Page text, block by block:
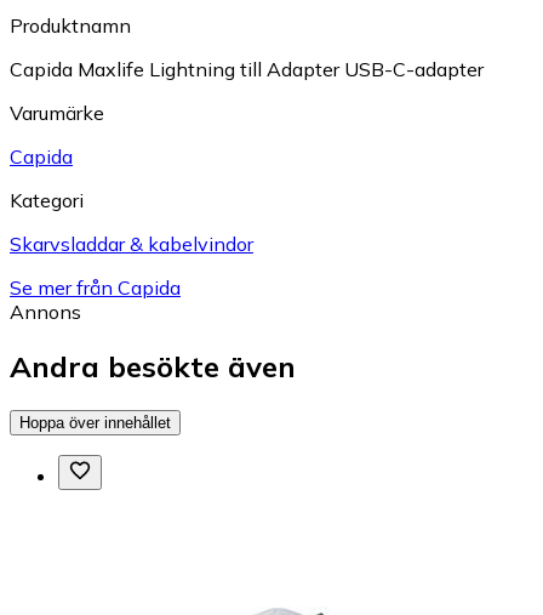
Produktnamn
Capida Maxlife Lightning till Adapter USB-C-adapter
Varumärke
Capida
Kategori
Skarvsladdar & kabelvindor
Se mer från Capida
Annons
Andra besökte även
Hoppa över innehållet